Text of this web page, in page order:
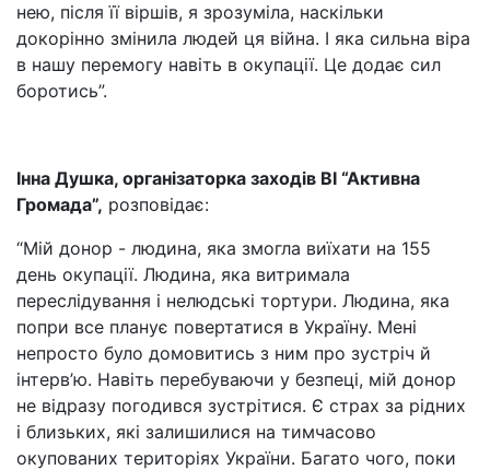
нею, після її віршів, я зрозуміла, наскільки
докорінно змінила людей ця війна. І яка сильна віра
в нашу перемогу навіть в окупації. Це додає сил
боротись”.
Інна Душка, організаторка заходів ВІ “Активна
Громада”, розповідає:
“Мій донор - людина, яка змогла виїхати на 155
день окупації. Людина, яка витримала
переслідування і нелюдські тортури. Людина, яка
попри все планує повертатися в Україну. Мені
непросто було домовитись з ним про зустріч й
інтерв’ю. Навіть перебуваючи у безпеці, мій донор
не відразу погодився зустрітися. Є страх за рідних
і близьких, які залишилися на тимчасово
окупованих територіях України. Багато чого, поки